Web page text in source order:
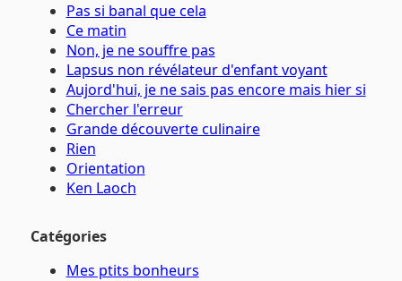
Pas si banal que cela
Ce matin
Non, je ne souffre pas
Lapsus non révélateur d'enfant voyant
Aujord'hui, je ne sais pas encore mais hier si
Chercher l'erreur
Grande découverte culinaire
Rien
Orientation
Ken Laoch
Catégories
Mes ptits bonheurs